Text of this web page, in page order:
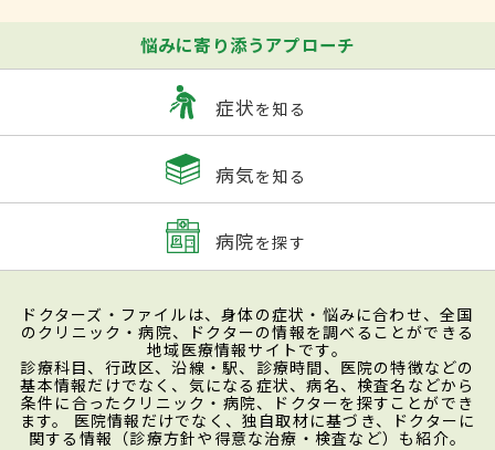
悩みに寄り添うアプローチ
症状を知る
病気を知る
病院を探す
ドクターズ・ファイルは、身体の症状・悩みに合わせ、全国
のクリニック・病院、ドクターの情報を調べることができる
地域医療情報サイトです。
診療科目、行政区、沿線・駅、診療時間、医院の特徴などの
基本情報だけでなく、気になる症状、病名、検査名などから
条件に合ったクリニック・病院、ドクターを探すことができ
ます。 医院情報だけでなく、独自取材に基づき、ドクターに
関する情報（診療方針や得意な治療・検査など）も紹介。